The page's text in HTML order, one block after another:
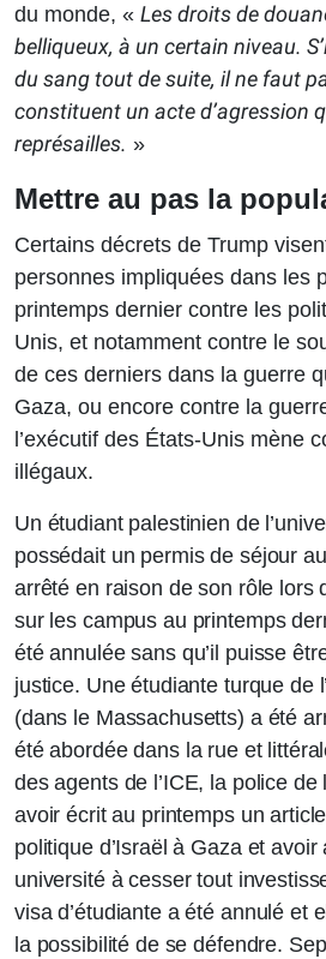
du monde, « Les droits de
belliqueux, à un certain niveau.
du sang tout de suite, il ne faut
constituent un acte d’agression
représailles. »
Mettre au pas la
Certains décrets de Trump
personnes impliquées dans les
printemps dernier contre les
Unis, et notamment contre le
de ces derniers dans la guerre
Gaza, ou encore contre la
l’exécutif des États-Unis mène
illégaux.
Un étudiant palestinien de
possédait un permis de séjour
arrêté en raison de son rôle lors
sur les campus au printemps
été annulée sans qu’il puisse
justice. Une étudiante turque de
(dans le Massachusetts) a été
été abordée dans la rue et
des agents de l’ICE, la police de
avoir écrit au printemps un
politique d’Israël à Gaza et avoir
université à cesser tout
visa d’étudiante a été annulé et
la possibilité de se défendre.